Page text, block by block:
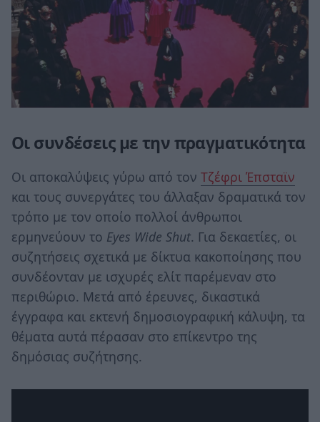
Οι συνδέσεις με την πραγματικότητα
Οι αποκαλύψεις γύρω από τον Τζέφρι Έπσταϊν
και τους συνεργάτες του άλλαξαν δραματικά τον
τρόπο με τον οποίο πολλοί άνθρωποι
ερμηνεύουν το Eyes Wide Shut. Για δεκαετίες, οι
συζητήσεις σχετικά με δίκτυα κακοποίησης που
συνδέονταν με ισχυρές ελίτ παρέμεναν στο
περιθώριο. Μετά από έρευνες, δικαστικά
έγγραφα και εκτενή δημοσιογραφική κάλυψη, τα
θέματα αυτά πέρασαν στο επίκεντρο της
δημόσιας συζήτησης.